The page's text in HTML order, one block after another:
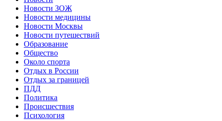
Новости ЗОЖ
Новости медицины
Новости Москвы
Новости путешествий
Образование
Общество
Около спорта
Отдых в России
Отдых за границей
ПДД
Политика
Происшествия
Психология